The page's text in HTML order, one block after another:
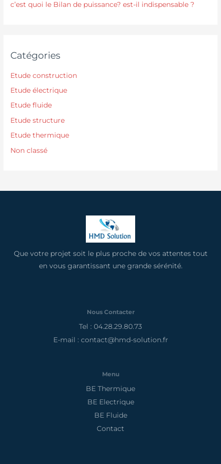
c’est quoi le Bilan de puissance? est-il indispensable ?
Catégories
Etude construction
Etude électrique
Etude fluide
Etude structure
Etude thermique
Non classé
Que votre projet soit le plus proche de vos attentes tout
en vous garantissant une grande sérénité.
Nous Contacter
Tel : 04.28.29.80.73
E-mail : contact@hmd-solution.fr
Menu
BE Thermique
BE Electrique
BE Fluide
Contact